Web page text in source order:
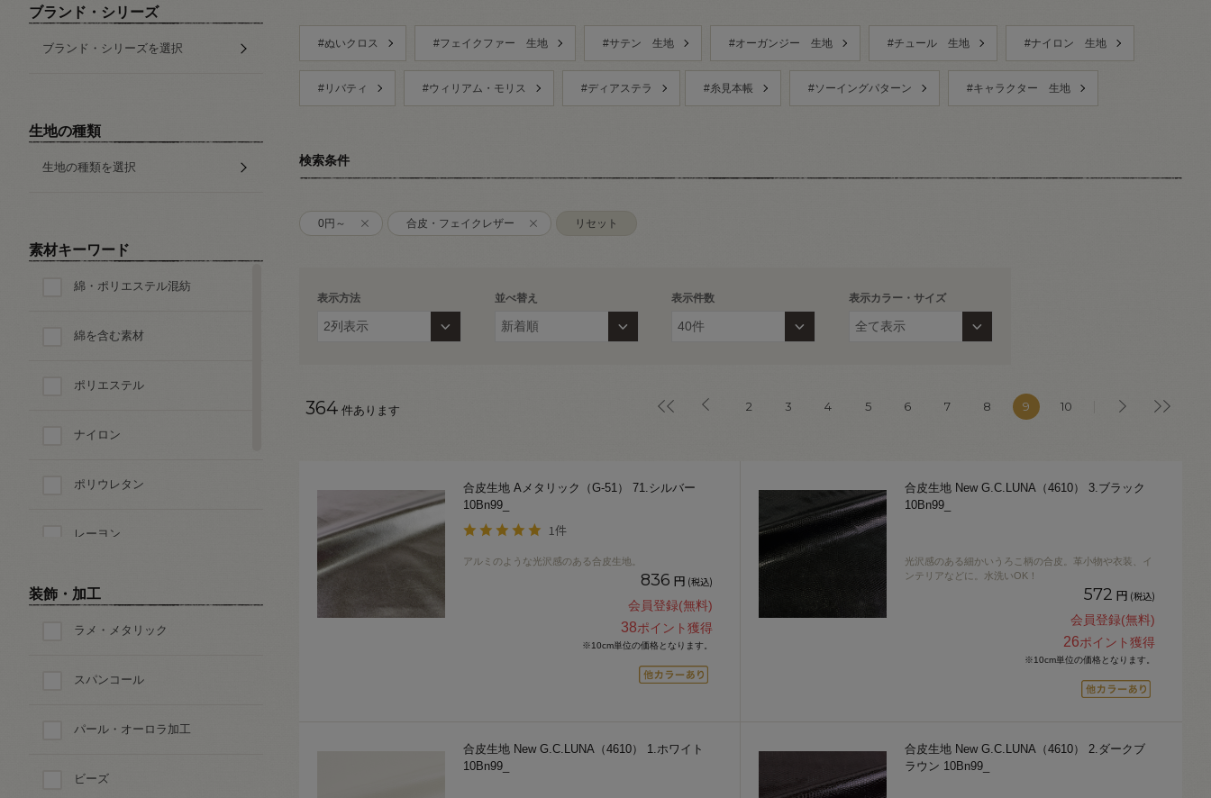
ブランド・シリーズ
ブランド・シリーズを選択
生地の種類
生地の種類を選択
素材キーワード
綿・ポリエステル混紡
綿を含む素材
ポリエステル
ナイロン
ポリウレタン
レーヨン
その他の素材
装飾・加工
ラメ・メタリック
スパンコール
パール・オーロラ加工
ビーズ
#ぬいクロス #フェイクファー 生地 #サテン 生地 #オーガンジー 生地 #チュール 生地 #ナイロン 生地
#リバティ #ウィリアム・モリス #ディアステラ #糸見本帳 #ソーイングパターン #キャラクター 生地
検索条件
0円～ 合皮・フェイクレザー リセット
表示方法 並べ替え 表示件数 表示カラー・サイズ
364 件あります 2 3 4 5 6 7 8 9 10
合皮生地 Aメタリック（G-51） 71.シルバー
10Bn99_
1件
アルミのような光沢感のある合皮生地。
836 円 (税込)
会員登録(無料)
38ポイント獲得
※10cm単位の価格となります。
合皮生地 New G.C.LUNA（4610） 3.ブラック
10Bn99_
光沢感のある細かいうろこ柄の合皮。革小物や衣装、イ
ンテリアなどに。水洗いOK！
572 円 (税込)
会員登録(無料)
26ポイント獲得
※10cm単位の価格となります。
合皮生地 New G.C.LUNA（4610） 1.ホワイト
10Bn99_
合皮生地 New G.C.LUNA（4610） 2.ダークブ
ラウン 10Bn99_